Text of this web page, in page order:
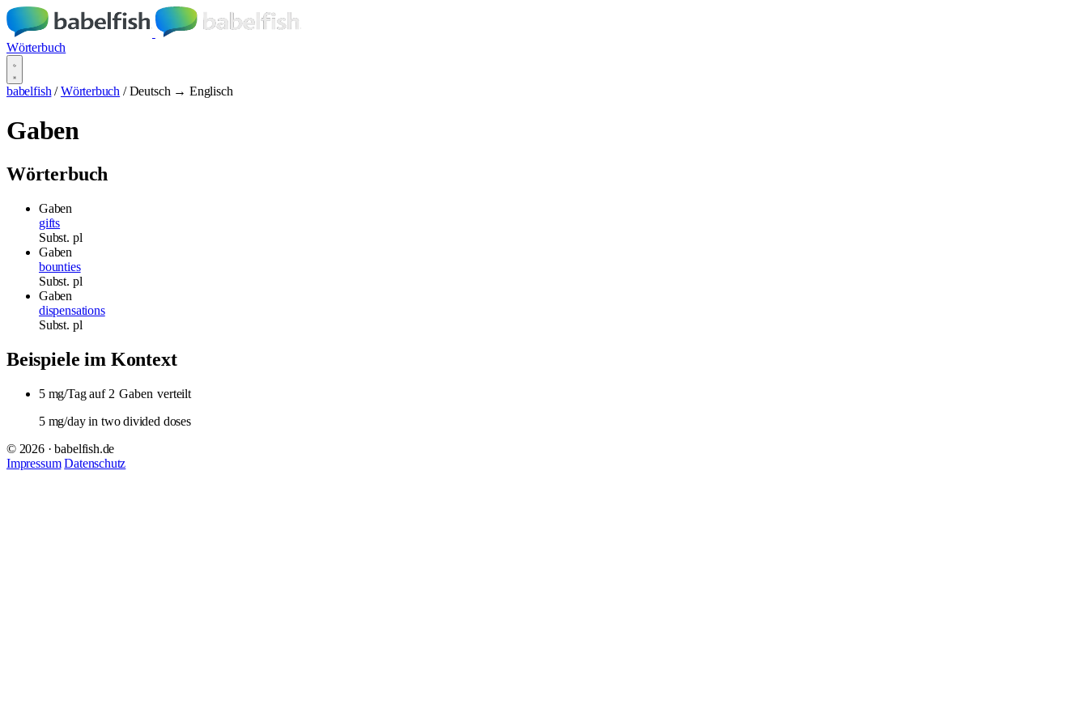
Wörterbuch
babelfish / Wörterbuch / Deutsch → Englisch
Gaben
Wörterbuch
Gaben
gifts
Subst. pl
Gaben
bounties
Subst. pl
Gaben
dispensations
Subst. pl
Beispiele im Kontext
5 mg/Tag auf 2 Gaben verteilt
5 mg/day in two divided doses
© 2026 · babelfish.de
Impressum Datenschutz